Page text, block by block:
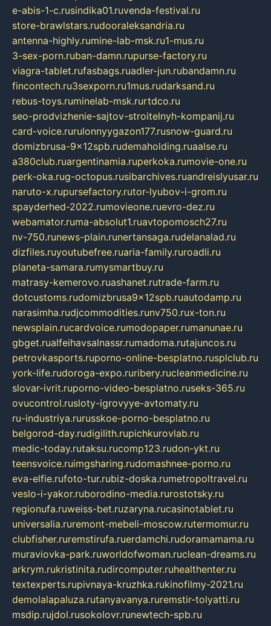
e-abis-1-c.rusindika01.ruvenda-festival.ru
store-brawlstars.rudooraleksandria.ru
antenna-highly.rumine-lab-msk.ru1-mus.ru
3-sex-porn.ruban-damn.rupurse-factory.ru
viagra-tablet.rufasbags.ruadler-jun.rubandamn.ru
fincontech.ru3sexporn.ru1mus.rudarksand.ru
rebus-toys.ruminelab-msk.rurtdco.ru
seo-prodvizhenie-sajtov-stroitelnyh-kompanij.ru
card-voice.rurulonnyygazon177.rusnow-guard.ru
domizbrusa-9x12spb.rudemaholding.ruaalse.ru
a380club.ruargentinamia.ruperkoka.rumovie-one.ru
perk-oka.rug-octopus.rusibarchives.ruandreislyusar.ru
naruto-x.rupursefactory.rutor-lyubov-i-grom.ru
spayderhed-2022.rumovieone.ruevro-dez.ru
webamator.ruma-absolut1.ruavtopomosch27.ru
nv-750.runews-plain.runertansaga.rudelanalad.ru
dizfiles.ruyoutubefree.ruaria-family.ruroadli.ru
planeta-samara.rumysmartbuy.ru
matrasy-kemerovo.ruashanet.rutrade-farm.ru
dotcustoms.rudomizbrusa9x12spb.ruautodamp.ru
narasimha.rudjcommodities.runv750.rux-ton.ru
newsplain.rucardvoice.rumodopaper.rumanunae.ru
gbget.rualfeihavsalnassr.rumadoma.rutajuncos.ru
petrovkasports.ruporno-online-besplatno.rusplclub.ru
york-life.rudoroga-expo.ruribery.rucleanmedicine.ru
slovar-ivrit.ruporno-video-besplatno.ruseks-365.ru
ovucontrol.rusloty-igrovyye-avtomaty.ru
ru-industriya.rurusskoe-porno-besplatno.ru
belgorod-day.rudigilith.rupichkurovlab.ru
medic-today.rutaksu.rucomp123.rudon-ykt.ru
teensvoice.ruimgsharing.rudomashnee-porno.ru
eva-elfie.rufoto-tur.rubiz-doska.rumetropoltravel.ru
veslo-i-yakor.ruborodino-media.rurostotsky.ru
regionufa.ruweiss-bet.ruzaryna.rucasinotablet.ru
universalia.ruremont-mebeli-moscow.rutermomur.ru
clubfisher.ruremstirufa.ruerdamchi.rudoramamama.ru
muraviovka-park.ruworldofwoman.ruclean-dreams.ru
arkrym.rukristinita.rudircomputer.ruhealthenter.ru
textexperts.rupivnaya-kruzhka.rukinofilmy-2021.ru
demolalapaluza.rutanyavanya.ruremstir-tolyatti.ru
msdip.rujdol.rusokolovr.runewtech-spb.ru